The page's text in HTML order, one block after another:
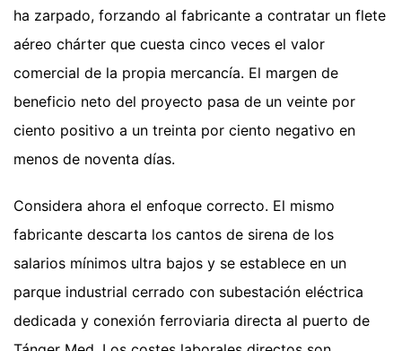
ha zarpado, forzando al fabricante a contratar un flete
aéreo chárter que cuesta cinco veces el valor
comercial de la propia mercancía. El margen de
beneficio neto del proyecto pasa de un veinte por
ciento positivo a un treinta por ciento negativo en
menos de noventa días.
Considera ahora el enfoque correcto. El mismo
fabricante descarta los cantos de sirena de los
salarios mínimos ultra bajos y se establece en un
parque industrial cerrado con subestación eléctrica
dedicada y conexión ferroviaria directa al puerto de